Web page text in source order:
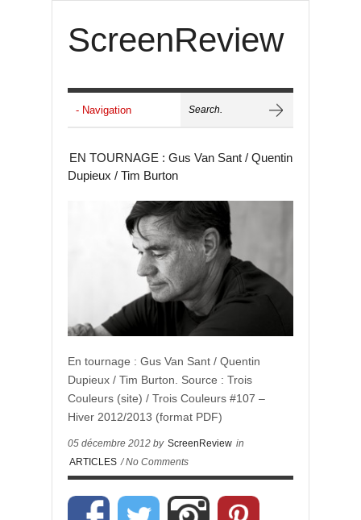
ScreenReview
EN TOURNAGE : Gus Van Sant / Quentin
Dupieux / Tim Burton
En tournage : Gus Van Sant / Quentin
Dupieux / Tim Burton. Source : Trois
Couleurs (site) / Trois Couleurs #107 –
Hiver 2012/2013 (format PDF)
05 décembre 2012 by ScreenReview in
ARTICLES / No Comments